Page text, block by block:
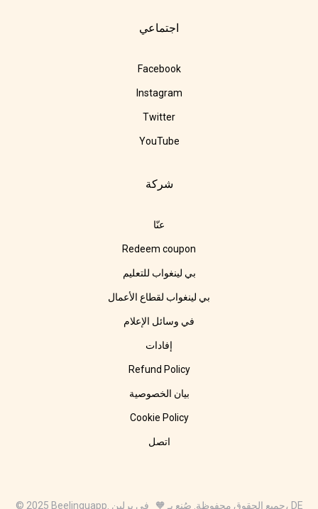
اجتماعي
Facebook
Instagram
Twitter
YouTube
شركة
عنّا
Redeem coupon
بي لينغواب للتعليم
بي لينغواب لقطاع الأعمال
في وسائل الإعلام
إفادات
Refund Policy
بيان الخصوصية
Cookie Policy
اتصل
© 2025 Beelinguapp. جميع الحقوق محفوظة. صُنع بـ 🧡 في برلين، DE